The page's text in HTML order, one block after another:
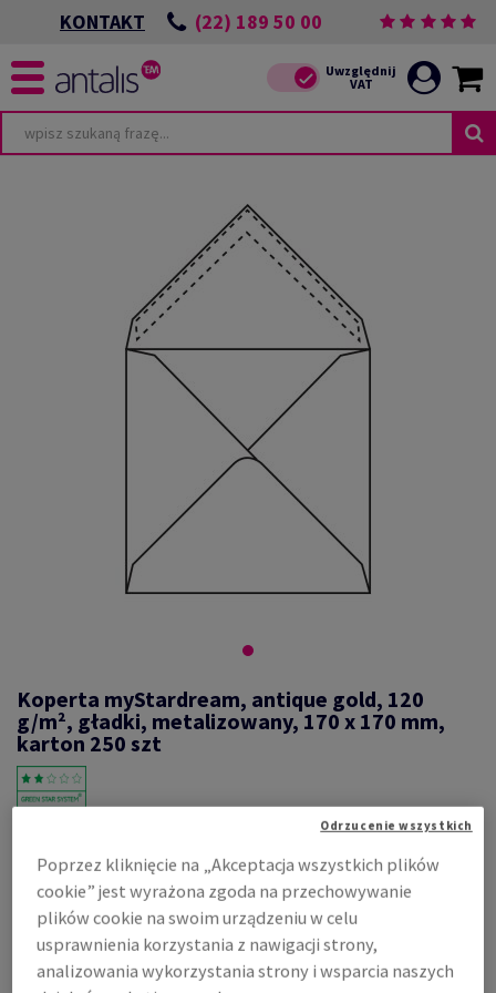
KONTAKT (22) 189 50 00
Koperta myStardream, antique gold, 120
g/m², gładki, metalizowany, 170 x 170 mm,
karton 250 szt
koperta kwadratowa, 170 x 170 mm bez okna Stardream, gładki,
metalizowany, antique gold, klejone na mokro, zamknięcie-trójkąt,
120g/m2, bezdrzewny ECF, karton 250 sztuk, FSC Mix Credit
Zobacz dane techniczne
Poprzez kliknięcie na „Akceptacja wszystkich plików
cookie” jest wyrażona zgoda na przechowywanie
plików cookie na swoim urządzeniu w celu
usprawnienia korzystania z nawigacji strony,
analizowania wykorzystania strony i wsparcia naszych
Odrzucenie wszystkich